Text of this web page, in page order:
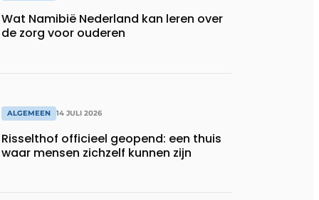
Wat Namibië Nederland kan leren over
de zorg voor ouderen
ALGEMEEN 14 JULI 2026
Risselthof officieel geopend: een thuis
waar mensen zichzelf kunnen zijn